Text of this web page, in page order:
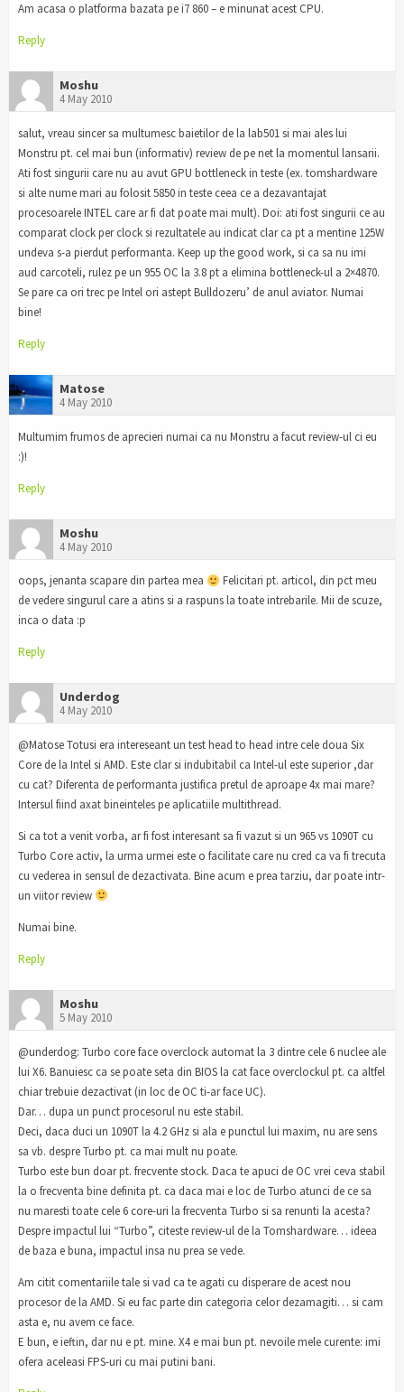
Am acasa o platforma bazata pe i7 860 – e minunat acest CPU.
Reply
Moshu
4 May 2010
salut, vreau sincer sa multumesc baietilor de la lab501 si mai ales lui
Monstru pt. cel mai bun (informativ) review de pe net la momentul lansarii.
Ati fost singurii care nu au avut GPU bottleneck in teste (ex. tomshardware
si alte nume mari au folosit 5850 in teste ceea ce a dezavantajat
procesoarele INTEL care ar fi dat poate mai mult). Doi: ati fost singurii ce au
comparat clock per clock si rezultatele au indicat clar ca pt a mentine 125W
undeva s-a pierdut performanta. Keep up the good work, si ca sa nu imi
aud carcoteli, rulez pe un 955 OC la 3.8 pt a elimina bottleneck-ul a 2×4870.
Se pare ca ori trec pe Intel ori astept Bulldozeru’ de anul aviator. Numai
bine!
Reply
Matose
4 May 2010
Multumim frumos de aprecieri numai ca nu Monstru a facut review-ul ci eu
:)!
Reply
Moshu
4 May 2010
oops, jenanta scapare din partea mea
Felicitari pt. articol, din pct meu
de vedere singurul care a atins si a raspuns la toate intrebarile. Mii de scuze,
inca o data :p
Reply
Underdog
4 May 2010
@Matose Totusi era intereseant un test head to head intre cele doua Six
Core de la Intel si AMD. Este clar si indubitabil ca Intel-ul este superior ,dar
cu cat? Diferenta de performanta justifica pretul de aproape 4x mai mare?
Intersul fiind axat bineinteles pe aplicatiile multithread.
Si ca tot a venit vorba, ar fi fost interesant sa fi vazut si un 965 vs 1090T cu
Turbo Core activ, la urma urmei este o facilitate care nu cred ca va fi trecuta
cu vederea in sensul de dezactivata. Bine acum e prea tarziu, dar poate intr-
un viitor review
Numai bine.
Reply
Moshu
5 May 2010
@underdog: Turbo core face overclock automat la 3 dintre cele 6 nuclee ale
lui X6. Banuiesc ca se poate seta din BIOS la cat face overclockul pt. ca altfel
chiar trebuie dezactivat (in loc de OC ti-ar face UC).
Dar… dupa un punct procesorul nu este stabil.
Deci, daca duci un 1090T la 4.2 GHz si ala e punctul lui maxim, nu are sens
sa vb. despre Turbo pt. ca mai mult nu poate.
Turbo este bun doar pt. frecvente stock. Daca te apuci de OC vrei ceva stabil
la o frecventa bine definita pt. ca daca mai e loc de Turbo atunci de ce sa
nu maresti toate cele 6 core-uri la frecventa Turbo si sa renunti la acesta?
Despre impactul lui “Turbo”, citeste review-ul de la Tomshardware… ideea
de baza e buna, impactul insa nu prea se vede.
Am citit comentariile tale si vad ca te agati cu disperare de acest nou
procesor de la AMD. Si eu fac parte din categoria celor dezamagiti… si cam
asta e, nu avem ce face.
E bun, e ieftin, dar nu e pt. mine. X4 e mai bun pt. nevoile mele curente: imi
ofera aceleasi FPS-uri cu mai putini bani.